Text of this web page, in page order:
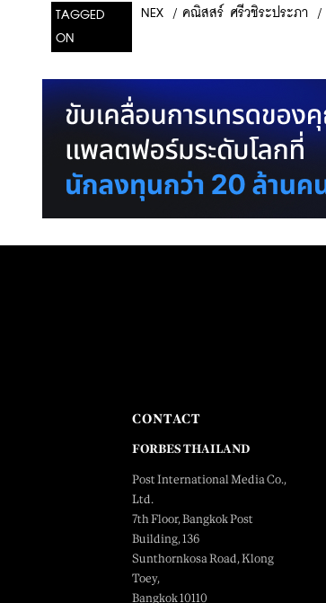
TAGGED
ON
NEX / คณิสสร์ ศรีวชิระประภา /
CONTACT
FORBES THAILAND
Post International Media Co.,
Ltd.
7th Floor, Bangkok Post
Building, 136
Sunthornkosa Road, Klong
Toey,
Bangkok 10110